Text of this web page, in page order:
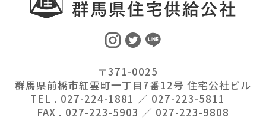
〒371-0025
群馬県前橋市紅雲町一丁目7番12号 住宅公社ビル
TEL . 027-224-1881 ／ 027-223-5811
FAX . 027-223-5903 ／ 027-223-9808